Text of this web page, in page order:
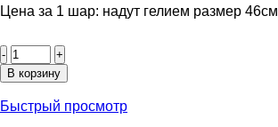
Цена за 1 шар: надут гелием размер 46см
товара
Фольгированная
"Бирюза"
В корзину
Быстрый просмотр